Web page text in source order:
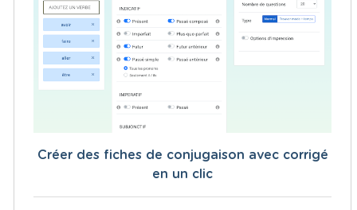
Créer des fiches de conjugaison avec corrigé
en un clic